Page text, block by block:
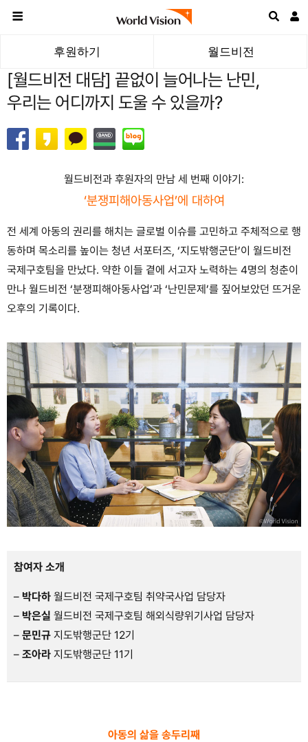
월드비전
후원하기
[월드비전 대담] 끝없이 늘어나는 난민,
우리는 어디까지 도울 수 있을까?
월드비전과 후원자의 만남 세 번째 이야기:
‘분쟁피해아동사업’에 대하여
전 세계 아동의 권리를 해치는 글로벌 이슈를 고민하고 주체적으로 행
동하며 목소리를 높이는 청년 서포터즈, ‘지도밖행군단’이 월드비전
국제구호팀을 만났다. 약한 이들 곁에 서고자 노력하는 4명의 청춘이
만나 월드비전 ‘분쟁피해아동사업’과 ‘난민문제’를 짚어보았던 뜨거운
오후의 기록이다.
참여자 소개
– 박다하 월드비전 국제구호팀 취약국사업 담당자
– 박은실 월드비전 국제구호팀 해외식량위기사업 담당자
– 문민규 지도밖행군단 12기
– 조아라 지도밖행군단 11기
아동의 삶을 송두리째